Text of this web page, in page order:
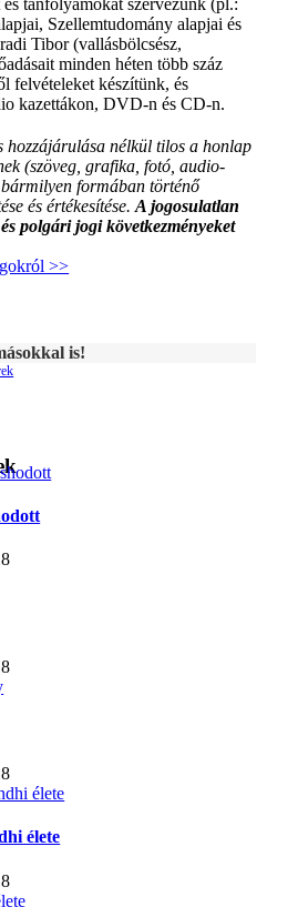
Szellemtudomány alapjai és
Tibor (vallásbölcsész,
minden héten több száz
felvételeket készítünk, és
kazettákon, DVD-n és CD-n.
hozzájárulása nélkül tilos a honlap
(szöveg, grafika, fotó, audio-
formában történő
és értékesítése.A jogosulatlan
polgári jogi következményeket
>>
is!
élete